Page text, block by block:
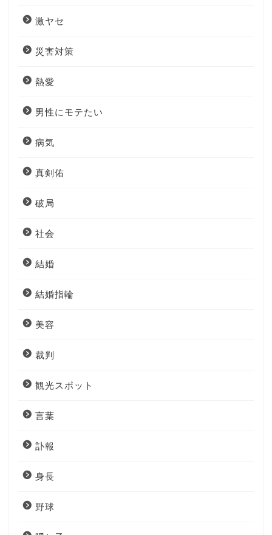
激ヤセ
災害対策
熱愛
男性にモテたい
病気
真剣佑
破局
社会
結婚
結婚指輪
美容
裁判
観光スポット
言葉
訃報
身長
野球